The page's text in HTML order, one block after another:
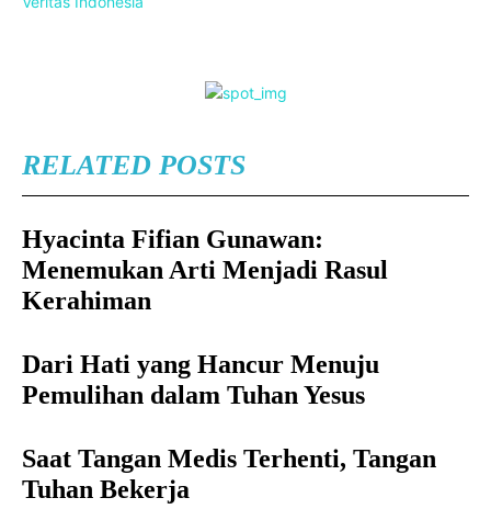
RELATED POSTS
Hyacinta Fifian Gunawan:
Menemukan Arti Menjadi Rasul
Kerahiman
Dari Hati yang Hancur Menuju
Pemulihan dalam Tuhan Yesus
Saat Tangan Medis Terhenti, Tangan
Tuhan Bekerja